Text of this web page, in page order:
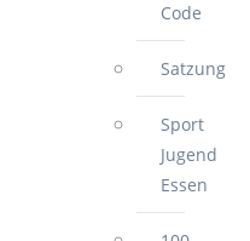
Code
Satzung
Sport
Jugend
Essen